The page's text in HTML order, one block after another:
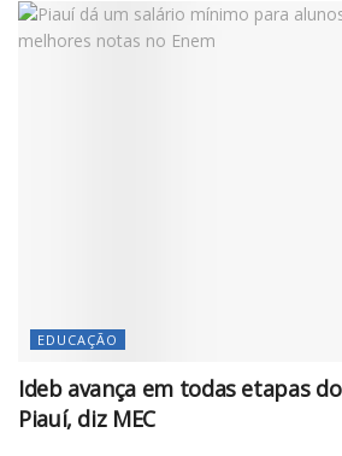
EDUCAÇÃO
Ideb avança em todas etapas
Piauí, diz MEC